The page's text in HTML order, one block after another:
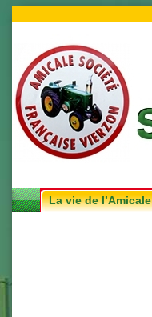
La vie de l’Amicale